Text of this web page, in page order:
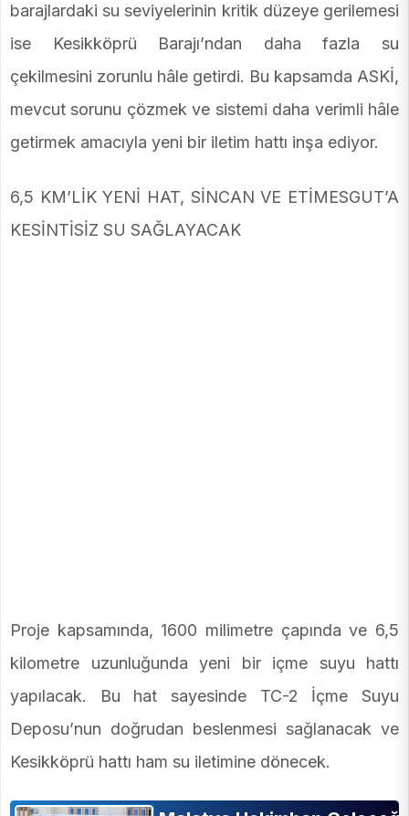
barajlardaki su seviyelerinin kritik düzeye gerilemesi
ise Kesikköprü Barajı’ndan daha fazla su
çekilmesini zorunlu hâle getirdi. Bu kapsamda ASKİ,
mevcut sorunu çözmek ve sistemi daha verimli hâle
getirmek amacıyla yeni bir iletim hattı inşa ediyor.
6,5 KM’LİK YENİ HAT, SİNCAN VE ETİMESGUT’A
KESİNTİSİZ SU SAĞLAYACAK
Proje kapsamında, 1600 milimetre çapında ve 6,5
kilometre uzunluğunda yeni bir içme suyu hattı
yapılacak. Bu hat sayesinde TC-2 İçme Suyu
Deposu’nun doğrudan beslenmesi sağlanacak ve
Kesikköprü hattı ham su iletimine dönecek.